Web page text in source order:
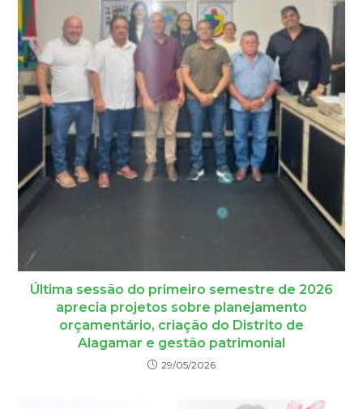
Última sessão do primeiro semestre de 2026
aprecia projetos sobre planejamento
orçamentário, criação do Distrito de
Alagamar e gestão patrimonial
29/05/2026